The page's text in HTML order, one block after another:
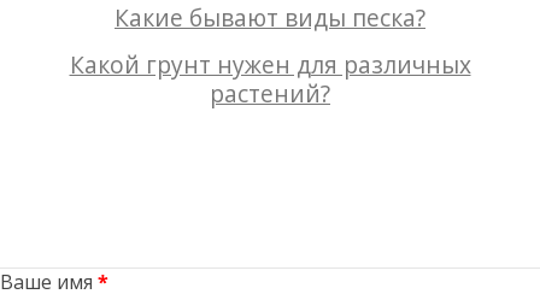
Какие бывают виды песка?
Какой грунт нужен для различных
растений?
Ваше имя *